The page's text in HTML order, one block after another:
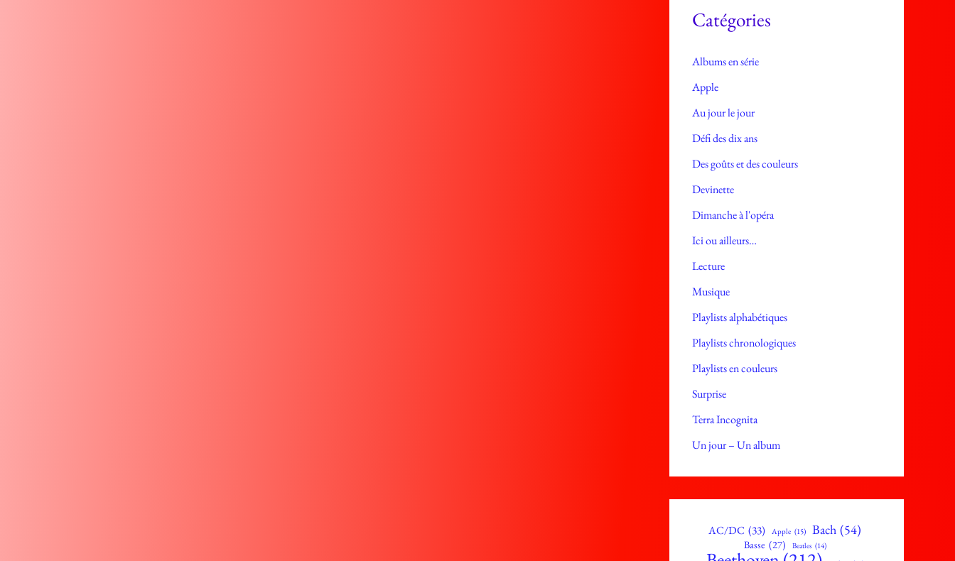
sCatégories
Albums en série
Apple
Au jour le jour
Défi des dix ans
Des goûts et des couleurs
Devinette
Dimanche à l'opéra
Ici ou ailleurs…
Lecture
Musique
Playlists alphabétiques
Playlists chronologiques
Playlists en couleurs
Surprise
Terra Incognita
Un jour – Un album
AC/DC (33) Apple (15) Bach (54)
Basse (27) Beatles (14)